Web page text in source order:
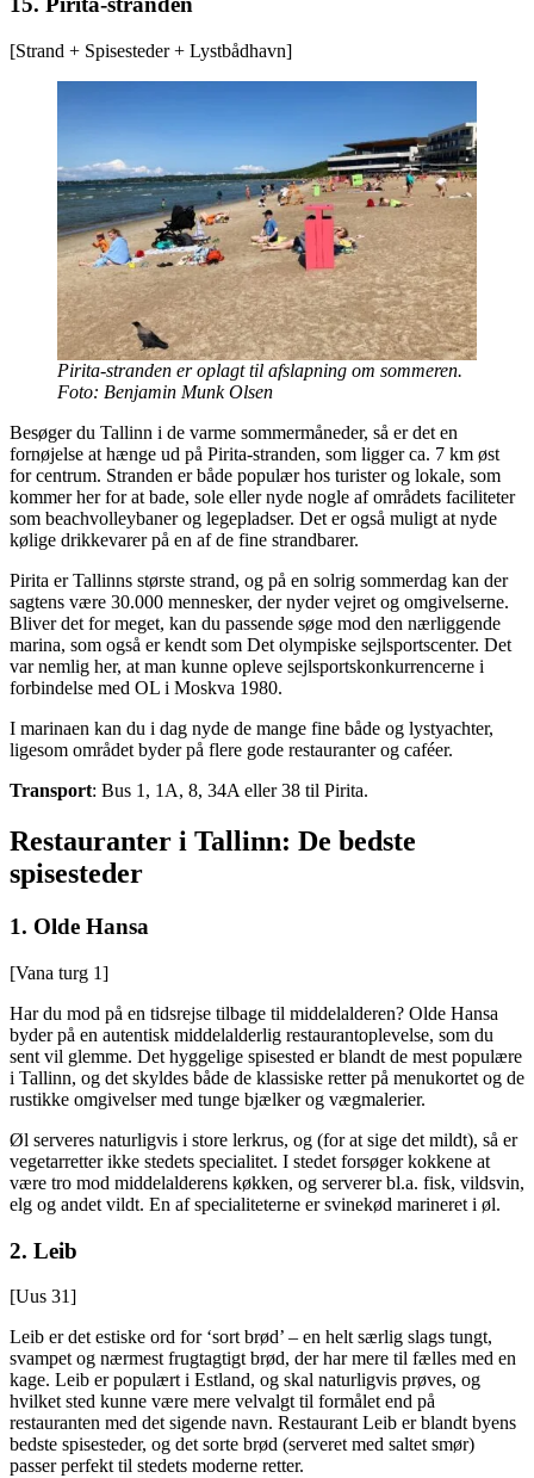
[Strand + Spisesteder + Lystbådhavn]
Pirita-stranden er oplagt til afslapning om sommeren.
Foto: Benjamin Munk Olsen
Besøger du Tallinn i de varme sommermåneder, så er det en
fornøjelse at hænge ud på Pirita-stranden, som ligger ca. 7 km øst
for centrum. Stranden er både populær hos turister og lokale, som
kommer her for at bade, sole eller nyde nogle af områdets faciliteter
som beachvolleybaner og legepladser. Det er også muligt at nyde
kølige drikkevarer på en af de fine strandbarer.
Pirita er Tallinns største strand, og på en solrig sommerdag kan der
sagtens være 30.000 mennesker, der nyder vejret og omgivelserne.
Bliver det for meget, kan du passende søge mod den nærliggende
marina, som også er kendt som Det olympiske sejlsportscenter. Det
var nemlig her, at man kunne opleve sejlsportskonkurrencerne i
forbindelse med OL i Moskva 1980.
I marinaen kan du i dag nyde de mange fine både og lystyachter,
ligesom området byder på flere gode restauranter og caféer.
Transport: Bus 1, 1A, 8, 34A eller 38 til Pirita.
Restauranter i Tallinn: De bedste
spisesteder
1. Olde Hansa
[Vana turg 1]
Har du mod på en tidsrejse tilbage til middelalderen? Olde Hansa
byder på en autentisk middelalderlig restaurantoplevelse, som du
sent vil glemme. Det hyggelige spisested er blandt de mest populære
i Tallinn, og det skyldes både de klassiske retter på menukortet og de
rustikke omgivelser med tunge bjælker og vægmalerier.
Øl serveres naturligvis i store lerkrus, og (for at sige det mildt), så er
vegetarretter ikke stedets specialitet. I stedet forsøger kokkene at
være tro mod middelalderens køkken, og serverer bl.a. fisk, vildsvin,
elg og andet vildt. En af specialiteterne er svinekød marineret i øl.
2. Leib
[Uus 31]
Leib er det estiske ord for ‘sort brød’ – en helt særlig slags tungt,
svampet og nærmest frugtagtigt brød, der har mere til fælles med en
kage. Leib er populært i Estland, og skal naturligvis prøves, og
hvilket sted kunne være mere velvalgt til formålet end på
restauranten med det sigende navn. Restaurant Leib er blandt byens
bedste spisesteder, og det sorte brød (serveret med saltet smør)
passer perfekt til stedets moderne retter.